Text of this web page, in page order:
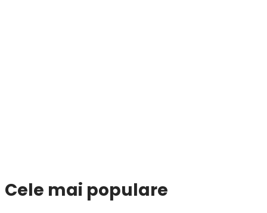
Cele mai populare